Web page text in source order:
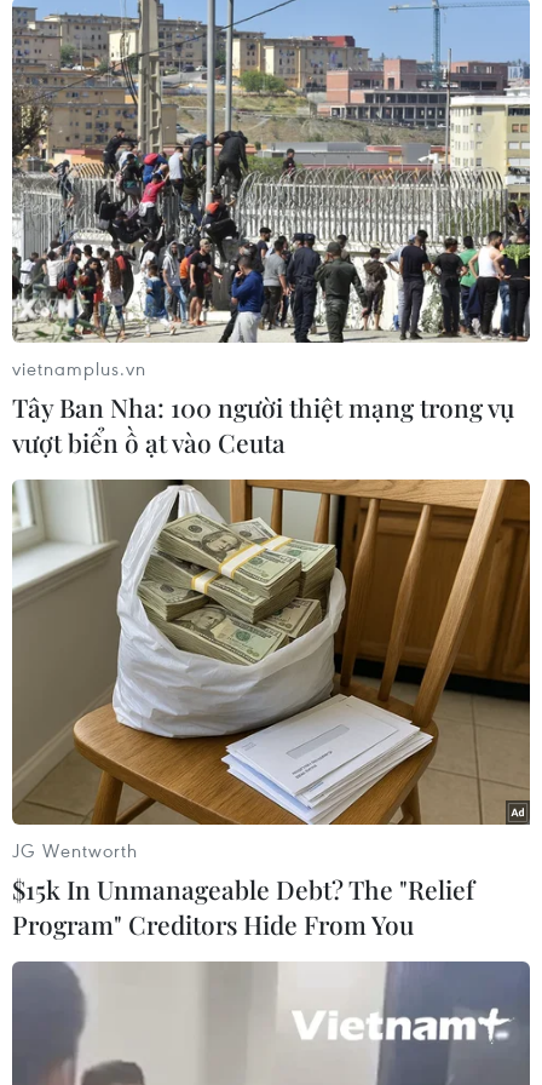
Dự kiến, năm 2025 dự án cơ bản hoàn thành,
năm 2026 đưa vào khai thác đồng bộ.
Hiện Thành phố Hồ Chí Minh, Bình Dương và
Long An đã lên kế hoạch khởi công đường Vành
đai 3-Thành phố Hồ Chí Minh trong tháng Sáu
tới đây./.
(TTXVN/Vietnam+)
#Dự án đường vành đai 3
#Bộ Giao thông Vận tải
#nhà thầu thi công
#giải phóng mặt bằng
#đường cao tốc
#Đồng Nai
#Thành phố Hồ Chí Minh
Đồng Nai
Theo dõi VietnamPlus
vietnamplus.vn
Tây Ban Nha: 100 người thiệt mạng trong vụ
vượt biển ồ ạt vào Ceuta
JG Wentworth
$15k In Unmanageable Debt? The "Relief
Program" Creditors Hide From You